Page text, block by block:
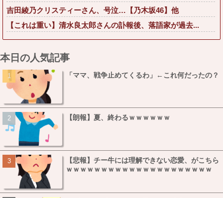
吉田綾乃クリスティーさん、号泣…【乃木坂46】他
【これは重い】清水良太郎さんの訃報後、落語家が過去...
本日の人気記事
「ママ、戦争止めてくるわ」←これ何だったの？
【朗報】夏、終わるｗｗｗｗｗｗ
【悲報】チー牛には理解できない恋愛、がこちら
ｗｗｗｗｗｗｗｗｗｗｗｗｗｗｗｗｗｗｗｗｗ